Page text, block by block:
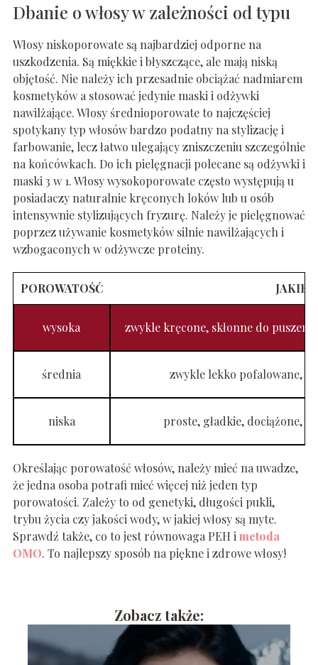
Dbanie o włosy w zależności od typu
Włosy niskoporowate są najbardziej odporne na
uszkodzenia. Są miękkie i błyszczące, ale mają niską
objętość. Nie należy ich przesadnie obciążać nadmiarem
kosmetyków a stosować jedynie maski i odżywki
nawilżające. Włosy średnioporowate to najczęściej
spotykany typ włosów bardzo podatny na stylizację i
farbowanie, lecz łatwo ulegający zniszczeniu szczególnie
na końcówkach. Do ich pielęgnacji polecane są odżywki i
maski 3 w 1. Włosy wysokoporowate często występują u
posiadaczy naturalnie kręconych loków lub u osób
intensywnie stylizujących fryzurę. Należy je pielęgnować
poprzez używanie kosmetyków silnie nawilżających i
wzbogaconych w odżywcze proteiny.
POROWATOŚĆ JAKIE
wysoka zwykle kręcone, skłonne do
średnia zwykle lekko pofalowane,
niska proste, gładkie, dociążone,
Określając porowatość włosów, należy mieć na uwadze,
że jedna osoba potrafi mieć więcej niż jeden typ
porowatości. Zależy to od genetyki, długości pukli,
trybu życia czy jakości wody, w jakiej włosy są myte.
Sprawdź także, co to jest równowaga PEH imetoda
OMO. To najlepszy sposób na piękne i zdrowe włosy!
Zobacz także: